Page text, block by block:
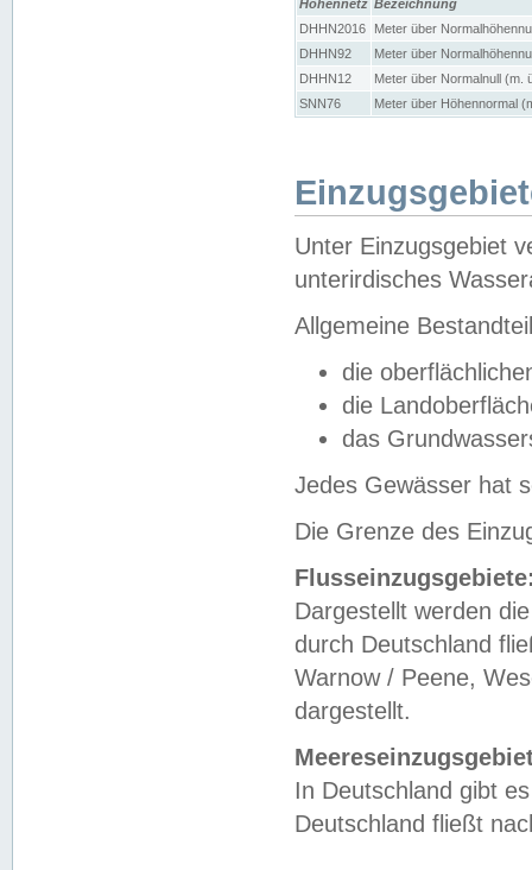
Höhennetz Bezeichnung
DHHN2016
Meter über
DHHN92
Meter über
DHHN12
Meter über Normalnull (m.
SNN76
Meter über Höhennormal
Unter Einzugsgebiet
unterirdisches
Allgemeine
die
die
das
Jedes Gewässer hat
Die Grenze des
Dargestellt werden
durch Deutschland
Warnow / Peene,
dargestellt.
In Deutschland gibt
Deutschland fließt